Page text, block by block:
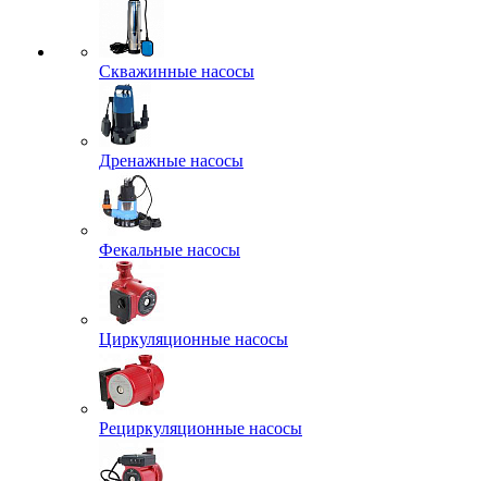
Скважинные насосы
Дренажные насосы
Фекальные насосы
Циркуляционные насосы
Рециркуляционные насосы